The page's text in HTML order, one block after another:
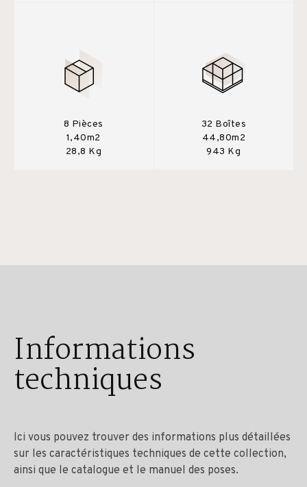
8 Pièces
1,40m2
28,8 Kg
32 Boîtes
44,80m2
943 Kg
Informations
techniques
Ici vous pouvez trouver des informations plus détaillées
sur les caractéristiques techniques de cette collection,
ainsi que le catalogue et le manuel des poses.